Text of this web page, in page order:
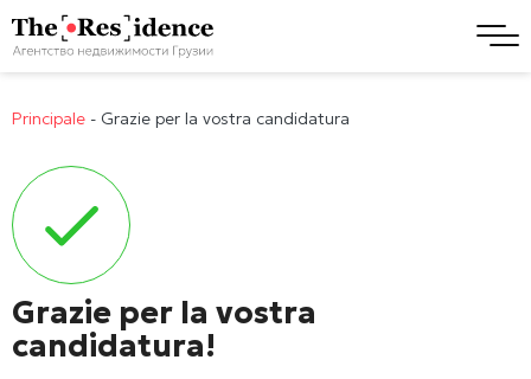
Principale - Grazie per la vostra candidatura
Grazie per la vostra
candidatura!